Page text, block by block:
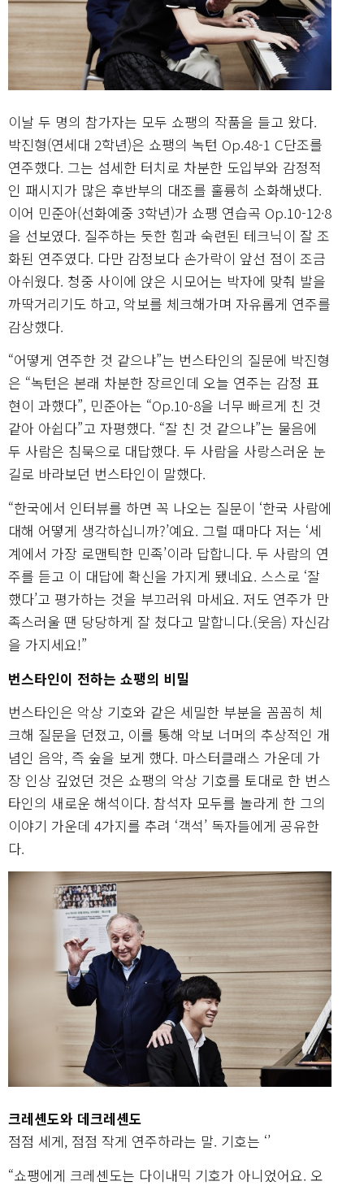
이날 두 명의 참가자는 모두 쇼팽의 작품을 들고 왔다.
박진형(연세대 2학년)은 쇼팽의 녹턴 Op.48-1 C단조를
연주했다. 그는 섬세한 터치로 차분한 도입부와 감정적
인 패시지가 많은 후반부의 대조를 훌륭히 소화해냈다.
이어 민준아(선화예중 3학년)가 쇼팽 연습곡 Op.10-12·8
을 선보였다. 질주하는 듯한 힘과 숙련된 테크닉이 잘 조
화된 연주였다. 다만 감정보다 손가락이 앞선 점이 조금
아쉬웠다. 청중 사이에 앉은 시모어는 박자에 맞춰 발을
까딱거리기도 하고, 악보를 체크해가며 자유롭게 연주를
감상했다.
“어떻게 연주한 것 같으냐”는 번스타인의 질문에 박진형
은 “녹턴은 본래 차분한 장르인데 오늘 연주는 감정 표
현이 과했다”, 민준아는 “Op.10-8을 너무 빠르게 친 것
같아 아쉽다”고 자평했다. “잘 친 것 같으냐”는 물음에
두 사람은 침묵으로 대답했다. 두 사람을 사랑스러운 눈
길로 바라보던 번스타인이 말했다.
“한국에서 인터뷰를 하면 꼭 나오는 질문이 ‘한국 사람에
대해 어떻게 생각하십니까?’예요. 그럴 때마다 저는 ‘세
계에서 가장 로맨틱한 민족’이라 답합니다. 두 사람의 연
주를 듣고 이 대답에 확신을 가지게 됐네요. 스스로 ‘잘
했다’고 평가하는 것을 부끄러워 마세요. 저도 연주가 만
족스러울 땐 당당하게 잘 쳤다고 말합니다.(웃음) 자신감
을 가지세요!”
번스타인이 전하는 쇼팽의 비밀
번스타인은 악상 기호와 같은 세밀한 부분을 꼼꼼히 체
크해 질문을 던졌고, 이를 통해 악보 너머의 추상적인 개
념인 음악, 즉 숲을 보게 했다. 마스터클래스 가운데 가
장 인상 깊었던 것은 쇼팽의 악상 기호를 토대로 한 번스
타인의 새로운 해석이다. 참석자 모두를 놀라게 한 그의
이야기 가운데 4가지를 추려 ‘객석’ 독자들에게 공유한
다.
크레셴도와 데크레셴도
점점 세게, 점점 작게 연주하라는 말. 기호는 ‘’
“쇼팽에게 크레셴도는 다이내믹 기호가 아니었어요. 오